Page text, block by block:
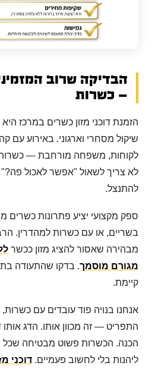
הבדיקה שרוב
— כשרות
הזמנת דוכני מזון כשרים במרכז
שיקול מסחרי וארגוני. באירוע עם
לקוחות, משפחה מורחבת —
לא צריך לשאול "אפשר לאכול פה?"
להתנצל.
ספק מקצועי יציע פתרונות כשרים
בשריים, או עם כשרות למהדרין.
מבהירה שאסור להציג מזון ככשר
מגורם מוסמך. בדקו שהתעודה
קיימת.
אנחנו בנויה פוד עובדים עם
התפריט — זה מכוון אותו. הדג
הכנה. הכשרות פשוט מבטיחה שכל
ליהנות בלי לחשוב פעמיים. דוכני